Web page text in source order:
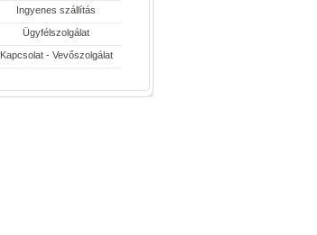
Ingyenes szállítás
Ügyfélszolgálat
Kapcsolat - Vevőszolgálat